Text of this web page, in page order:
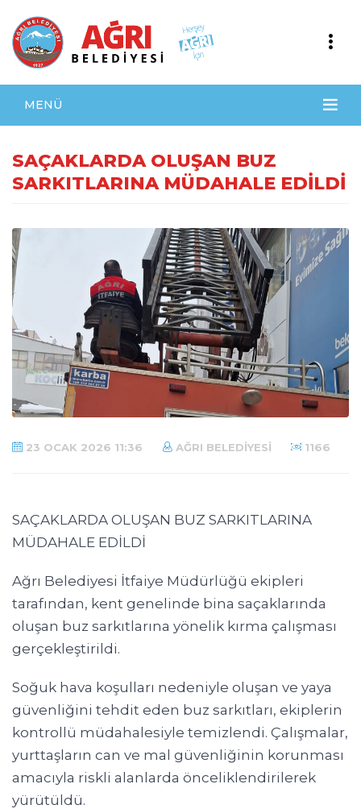
MENÜ
SAÇAKLARDA OLUŞAN BUZ
SARKITLARINA MÜDAHALE EDİLDİ
23 OCAK 2026 11:36 AĞRI BELEDIYESI 1166
SAÇAKLARDA OLUŞAN BUZ SARKITLARINA
MÜDAHALE EDİLDİ
Ağrı Belediyesi İtfaiye Müdürlüğü ekipleri
tarafından, kent genelinde bina saçaklarında
oluşan buz sarkıtlarına yönelik kırma çalışması
gerçekleştirildi.
Soğuk hava koşulları nedeniyle oluşan ve yaya
güvenliğini tehdit eden buz sarkıtları, ekiplerin
kontrollü müdahalesiyle temizlendi. Çalışmalar,
yurttaşların can ve mal güvenliğinin korunması
amacıyla riskli alanlarda önceliklendirilerek
yürütüldü.